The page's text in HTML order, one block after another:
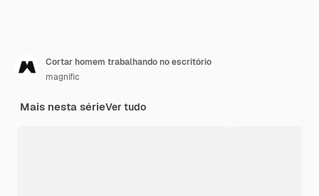
Cortar homem trabalhando no escritório
magnific
Mais nesta sérieVer tudo